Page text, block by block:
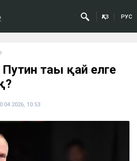
ҚАЗ РУС
тағы қай елге
10:53